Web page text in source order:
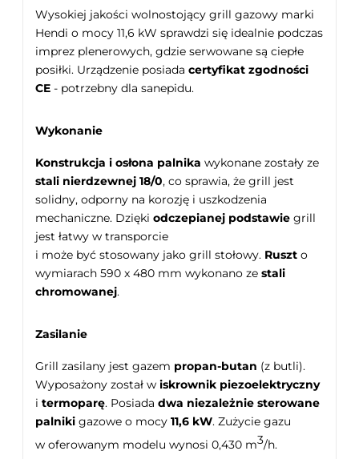
Wysokiej jakości wolnostojący grill gazowy marki
Hendi o mocy 11,6 kW sprawdzi się idealnie podczas
imprez plenerowych, gdzie serwowane są ciepłe
posiłki. Urządzenie posiada certyfikat zgodności
CE - potrzebny dla sanepidu.
Wykonanie
Konstrukcja i osłona palnika wykonane zostały ze
stali nierdzewnej 18/0, co sprawia, że grill jest
solidny, odporny na korozję i uszkodzenia
mechaniczne. Dzięki odczepianej podstawie grill
jest łatwy w transporcie
i może być stosowany jako grill stołowy. Ruszt o
wymiarach 590 x 480 mm wykonano ze stali
chromowanej.
Zasilanie
Grill zasilany jest gazem propan-butan (z butli).
Wyposażony został w iskrownik piezoelektryczny
i termoparę. Posiada dwa niezależnie sterowane
palniki gazowe o mocy 11,6 kW. Zużycie gazu
w oferowanym modelu wynosi 0,430 m3/h.